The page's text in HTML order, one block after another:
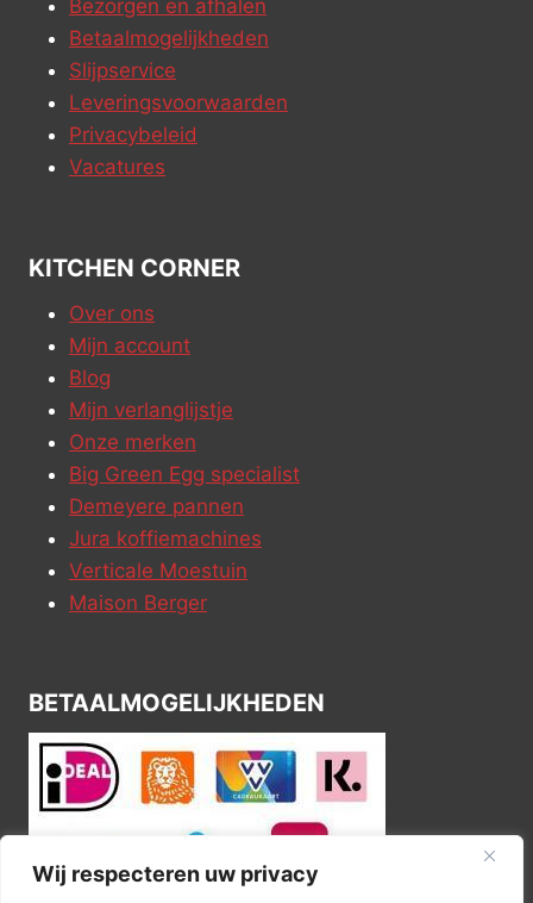
Wij respecteren uw privacy
Bezorgen en afhalen
Betaalmogelijkheden
Slijpservice
Leveringsvoorwaarden
Privacybeleid
Vacatures
KITCHEN CORNER
Over ons
Mijn account
Blog
Mijn verlanglijstje
Onze merken
Big Green Egg specialist
Demeyere pannen
Jura koffiemachines
Verticale Moestuin
Maison Berger
BETAALMOGELIJKHEDEN